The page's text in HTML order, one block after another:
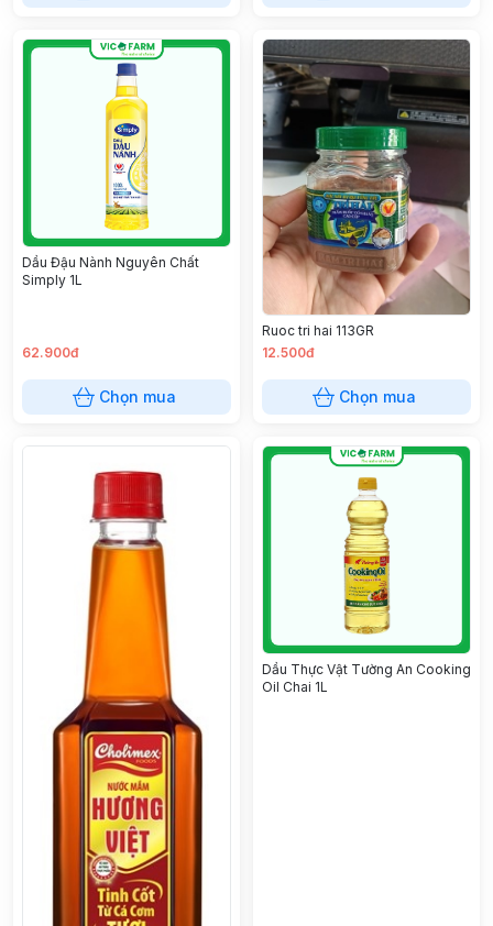
Dầu Đậu Nành Nguyên Chất
Simply 1L
62.900đ
Chọn mua
Ruoc tri hai 113GR
12.500đ
Chọn mua
Dầu Thực Vật Tường An Cooking
Oil Chai 1L